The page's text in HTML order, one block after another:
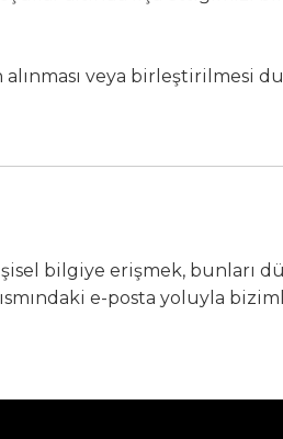
alınması veya
bilgiye erişmek, bunları
e-posta yoluyla